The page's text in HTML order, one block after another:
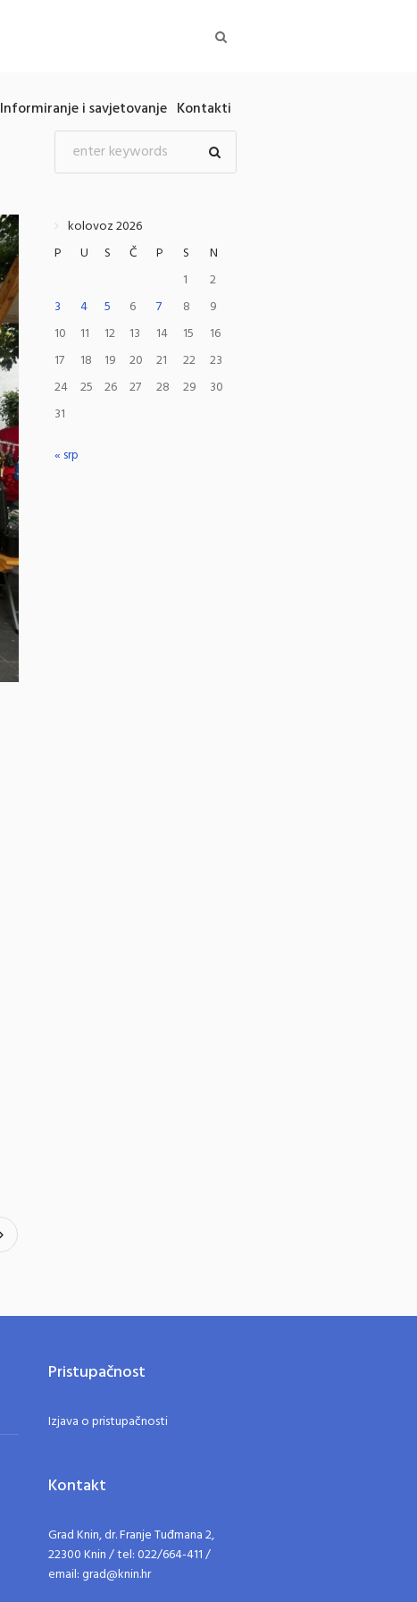
Informiranje i savjetovanje Kontakti
kolovoz 2026
P
U S Č P S
N
1
2
3
4 5 6 7 8
9
10
11 12 13 14 15
16
17
18 19 20 21 22
23
24
25 26 27 28 29
30
31
« srp
Pristupačnost
Izjava o pristupačnosti
Kontakt
Grad Knin, dr. Franje Tuđmana 2,
22300 Knin / tel: 022/664-411 /
email: grad@knin.hr